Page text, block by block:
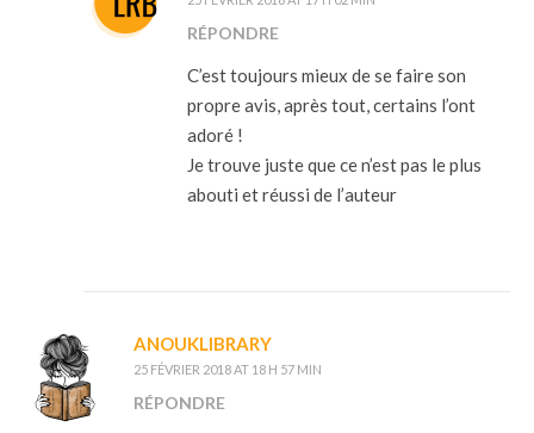
RÉPONDRE
C’est toujours mieux de se faire son
propre avis, après tout, certains l’ont
adoré !
Je trouve juste que ce n’est pas le plus
abouti et réussi de l’auteur
ANOUKLIBRARY
25 FÉVRIER 2018 AT 18 H 57 MIN
RÉPONDRE